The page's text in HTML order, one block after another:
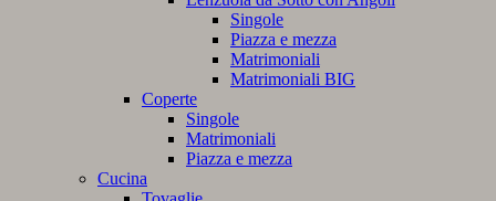
Singole
Piazza e mezza
Matrimoniali
Matrimoniali BIG
Coperte
Singole
Matrimoniali
Piazza e mezza
Cucina